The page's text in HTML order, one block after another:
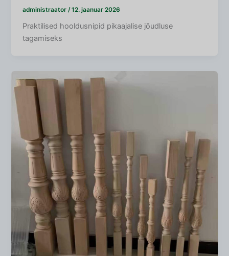
administraator /12. jaanuar 2026
Praktilised hooldusnipid pikaajalise jõudluse
tagamiseks